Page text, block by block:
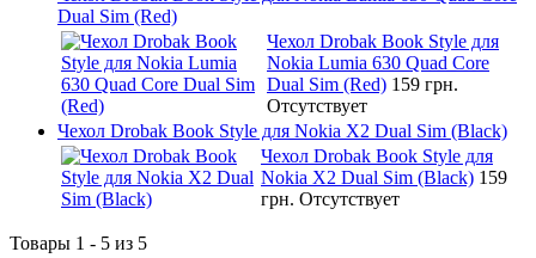
Dual Sim (Red)
Чехол Drobak Book Style для
Nokia Lumia 630 Quad Core
Dual Sim (Red) 159 грн.
Отсутствует
Чехол Drobak Book Style для Nokia X2 Dual Sim (Black)
Чехол Drobak Book Style для
Nokia X2 Dual Sim (Black) 159
грн. Отсутствует
Товары 1 - 5 из 5